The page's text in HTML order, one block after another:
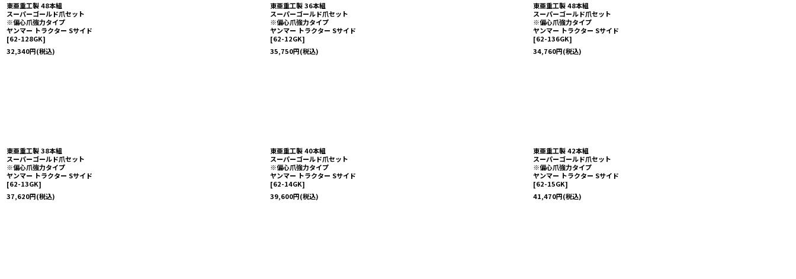
東亜重工製 48本組
スーパーゴールド爪セット
※偏心爪強力タイプ
ヤンマー トラクター Sサイド
[62-128GK]
32,340円(税込)
東亜重工製 36本組
スーパーゴールド爪セット
※偏心爪強力タイプ
ヤンマー トラクター Sサイド
[62-12GK]
35,750円(税込)
東亜重工製 48本組
スーパーゴールド爪セット
※偏心爪強力タイプ
ヤンマー トラクター Sサイド
[62-136GK]
34,760円(税込)
東亜重工製 38本組
スーパーゴールド爪セット
※偏心爪強力タイプ
ヤンマー トラクター Sサイド
[62-13GK]
37,620円(税込)
東亜重工製 40本組
スーパーゴールド爪セット
※偏心爪強力タイプ
ヤンマー トラクター Sサイド
[62-14GK]
39,600円(税込)
東亜重工製 42本組
スーパーゴールド爪セット
※偏心爪強力タイプ
ヤンマー トラクター Sサイド
[62-15GK]
41,470円(税込)